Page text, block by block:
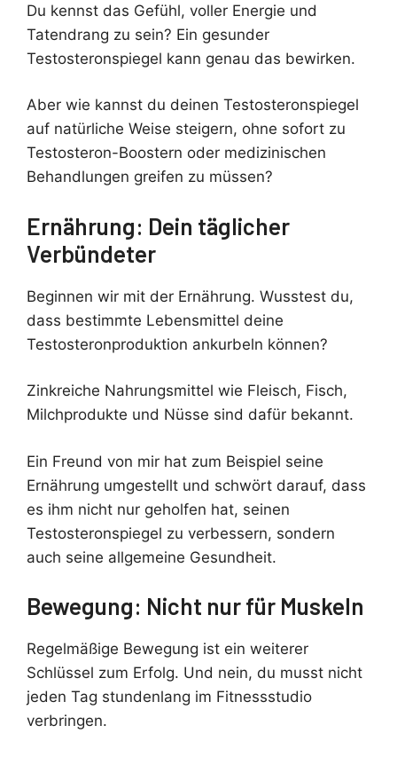
Du kennst das Gefühl, voller Energie und
Tatendrang zu sein? Ein gesunder
Testosteronspiegel kann genau das bewirken.
Aber wie kannst du deinen Testosteronspiegel
auf natürliche Weise steigern, ohne sofort zu
Testosteron-Boostern oder medizinischen
Behandlungen greifen zu müssen?
Ernährung: Dein täglicher
Verbündeter
Beginnen wir mit der Ernährung. Wusstest du,
dass bestimmte Lebensmittel deine
Testosteronproduktion ankurbeln können?
Zinkreiche Nahrungsmittel wie Fleisch, Fisch,
Milchprodukte und Nüsse sind dafür bekannt.
Ein Freund von mir hat zum Beispiel seine
Ernährung umgestellt und schwört darauf, dass
es ihm nicht nur geholfen hat, seinen
Testosteronspiegel zu verbessern, sondern
auch seine allgemeine Gesundheit.
Bewegung: Nicht nur für Muskeln
Regelmäßige Bewegung ist ein weiterer
Schlüssel zum Erfolg. Und nein, du musst nicht
jeden Tag stundenlang im Fitnessstudio
verbringen.